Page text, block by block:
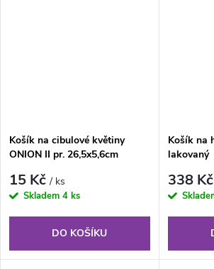
Košík na cibulové květiny
ONION II pr. 26,5x5,6cm
15 Kč/ ks
Skladem 4 ks
DO KOŠÍKU
Košík na
lakovaný
338